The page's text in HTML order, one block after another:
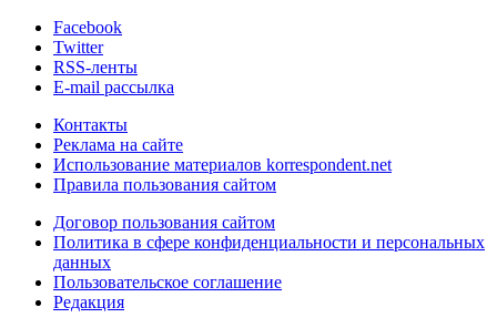
Facebook
Twitter
RSS-ленты
E-mail рассылка
Контакты
Реклама на сайте
Использование материалов korrespondent.net
Правила пользования сайтом
Договор пользования сайтом
Политика в сфере конфиденциальности и персональных
данных
Пользовательское соглашение
Редакция